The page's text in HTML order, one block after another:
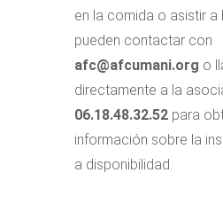
en la comida o asistir a
pueden contactar con
afc@afcumani.org o
directamente a la
06.18.48.32.52 para
información sobre la
a disponibilidad.